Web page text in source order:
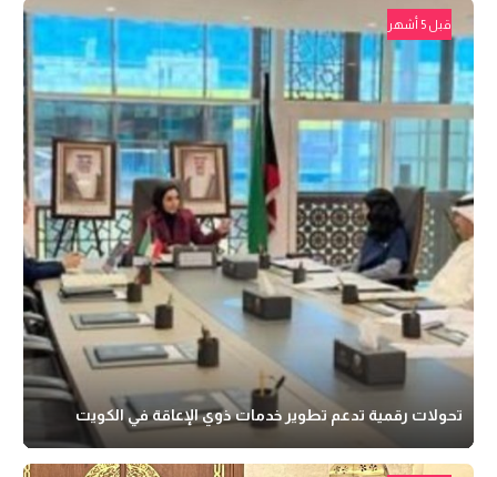
قبل 5 أشهر
تحولات رقمية تدعم تطوير خدمات ذوي الإعاقة في الكويت